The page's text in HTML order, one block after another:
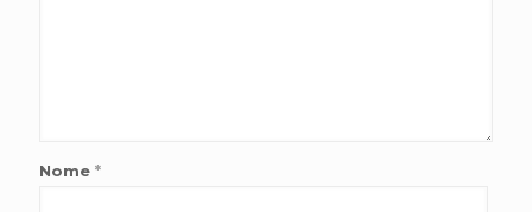
Nome *